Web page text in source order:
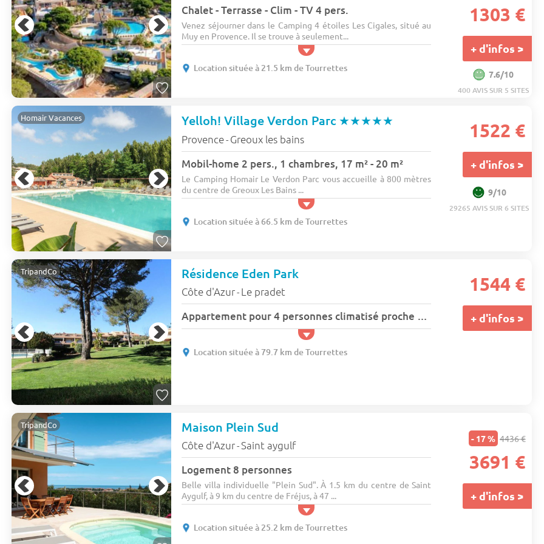
Chalet - Terrasse - Clim - TV 4 pers.
Venez séjourner dans le Camping 4 étoiles Les Cigales, situé au
Muy en Provence. Il se trouve à seulement...
Location située à 21.5 km de Tourrettes
1303 €
+ d'infos >
7.6/10
400 AVIS SUR 5 SITES
Homair Vacances Yelloh! Village Verdon Parc ★★★★★
Provence- Greoux les bains
Mobil-home 2 pers., 1 chambres, 17 m² - 20 m²
Le Camping Homair Le Verdon Parc vous accueille à 800 mètres
du centre de Greoux Les Bains ...
Location située à 66.5 km de Tourrettes
1522 €
+ d'infos >
9/10
29265 AVIS SUR 6 SITES
TripandCo Résidence Eden Park
Côte d'Azur- Le pradet
Appartement pour 4 personnes climatisé proche de la mer avec piscine commune au Pradet - 4 pers. - 35m2 - TV
Location située à 79.7 km de Tourrettes
1544 €
+ d'infos >
TripandCo Maison Plein Sud
Côte d'Azur-Saint aygulf
Logement 8 personnes
Belle villa individuelle "Plein Sud". À 1.5 km du centre de Saint
Aygulf, à 9 km du centre de Fréjus, à 47 ...
Location située à 25.2 km de Tourrettes
- 17 % 4436 €
3691 €
+ d'infos >